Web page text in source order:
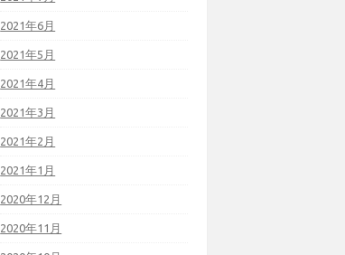
2021年6月
2021年5月
2021年4月
2021年3月
2021年2月
2021年1月
2020年12月
2020年11月